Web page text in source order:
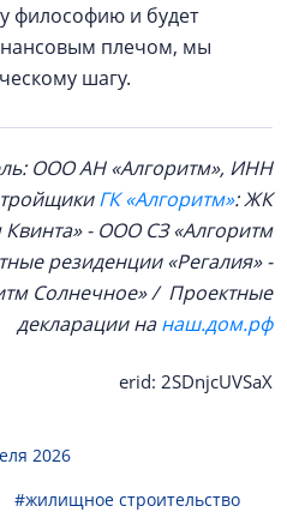
философию и будет
плечом, мы
шагу.
ООО АН «Алгоритм», ИНН
ГК «Алгоритм»: ЖК
Квинта» - ООО СЗ «Алгоритм
резиденции «Регалия» -
Солнечное» / Проектные
декларации нанаш.дом.рф
erid: 2SDnjcUVSaX
2026
#жилищное строительство